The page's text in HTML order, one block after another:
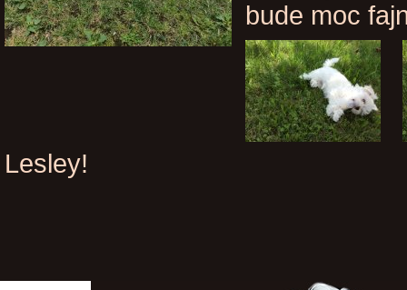
bude moc
Lesley!